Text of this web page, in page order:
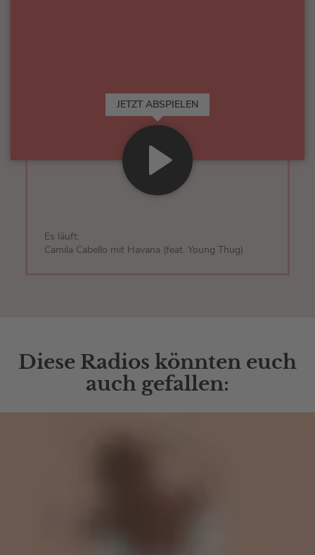
JETZT ABSPIELEN
Es läuft:
Camila Cabello mit Havana (feat. Young Thug)
Diese Radios könnten euch
auch gefallen: